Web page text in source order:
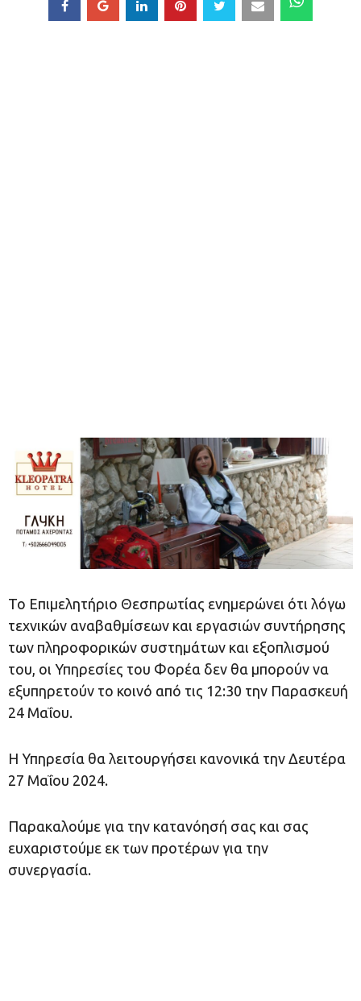
Το Επιμελητήριο Θεσπρωτίας ενημερώνει ότι λόγω
τεχνικών αναβαθμίσεων και εργασιών συντήρησης
των πληροφορικών συστημάτων και εξοπλισμού
του, οι Υπηρεσίες του Φορέα δεν θα μπορούν να
εξυπηρετούν το κοινό από τις 12:30 την Παρασκευή
24 Μαΐου.
Η Υπηρεσία θα λειτουργήσει κανονικά την Δευτέρα
27 Μαΐου 2024.
Παρακαλούμε για την κατανόησή σας και σας
ευχαριστούμε εκ των προτέρων για την
συνεργασία.